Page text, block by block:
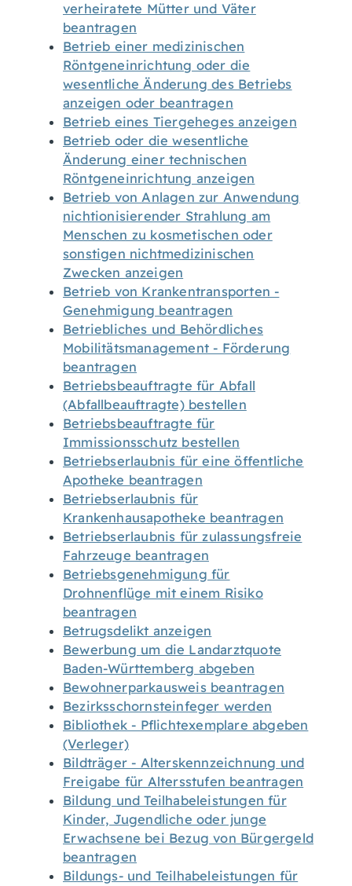
verheiratete Mütter und Väter
beantragen
Betrieb einer medizinischen
Röntgeneinrichtung oder die
wesentliche Änderung des Betriebs
anzeigen oder beantragen
Betrieb eines Tiergeheges anzeigen
Betrieb oder die wesentliche
Änderung einer technischen
Röntgeneinrichtung anzeigen
Betrieb von Anlagen zur Anwendung
nichtionisierender Strahlung am
Menschen zu kosmetischen oder
sonstigen nichtmedizinischen
Zwecken anzeigen
Betrieb von Krankentransporten -
Genehmigung beantragen
Betriebliches und Behördliches
Mobilitätsmanagement - Förderung
beantragen
Betriebsbeauftragte für Abfall
(Abfallbeauftragte) bestellen
Betriebsbeauftragte für
Immissionsschutz bestellen
Betriebserlaubnis für eine öffentliche
Apotheke beantragen
Betriebserlaubnis für
Krankenhausapotheke beantragen
Betriebserlaubnis für zulassungsfreie
Fahrzeuge beantragen
Betriebsgenehmigung für
Drohnenflüge mit einem Risiko
beantragen
Betrugsdelikt anzeigen
Bewerbung um die Landarztquote
Baden-Württemberg abgeben
Bewohnerparkausweis beantragen
Bezirksschornsteinfeger werden
Bibliothek - Pflichtexemplare abgeben
(Verleger)
Bildträger - Alterskennzeichnung und
Freigabe für Altersstufen beantragen
Bildung und Teilhabeleistungen für
Kinder, Jugendliche oder junge
Erwachsene bei Bezug von Bürgergeld
beantragen
Bildungs- und Teilhabeleistungen für